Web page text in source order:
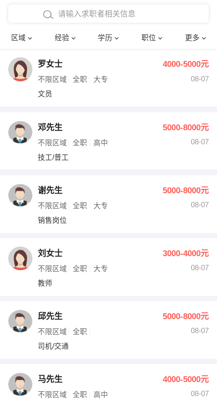
区域 经验 学历 职位 更多
在校学生工作经验
四年以上工作经验
五年以上工作经验
博士
文员 护士
财务会计
网络IT
收银员
水电/机修
编辑 法律
其他职位
确定
罗女士 4000-5000元
不限区域 全职 大专
08-07
文员
邓先生 5000-8000元
不限区域 全职 高中
08-07
技工/普工
谢先生 5000-8000元
不限区域 全职 大专
08-07
销售岗位
刘女士 3000-4000元
不限区域 全职 大专
08-07
教师
邱先生 5000-8000元
不限区域 全职
08-07
司机/交通
马先生 4000-5000元
不限区域 全职 高中
08-07